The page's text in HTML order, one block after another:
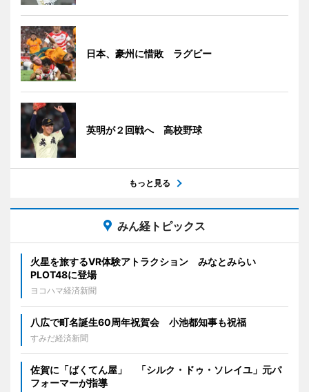
日本、豪州に惜敗 ラグビー
英明が２回戦へ 高校野球
もっと見る
みん経トピックス
火星を旅するVR体験アトラクション みなとみらい
PLOT48に登場
ヨコハマ経済新聞
八広で町名誕生60周年祝賀会 小池都知事も祝福
すみだ経済新聞
佐賀に「ばくてん屋」 「シルク・ドゥ・ソレイユ」元パ
フォーマーが指導